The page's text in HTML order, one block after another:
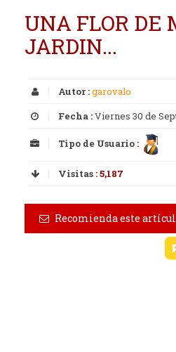
UNA FLOR DE
JARDIN...
Autor :garovalo
Fecha :Viernes 30 de
Tipo de Usuario :
Visitas :5,187
Recomienda este